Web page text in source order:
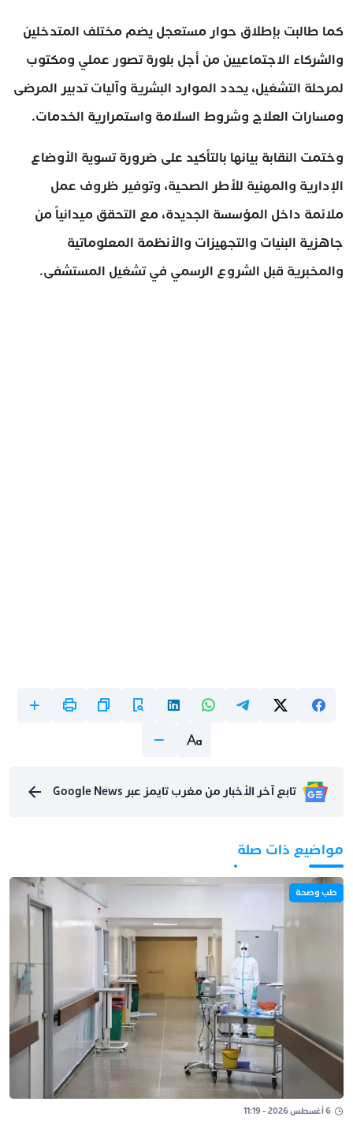
كما طالبت بإطلاق حوار مستعجل يضم مختلف المتدخلين
والشركاء الاجتماعيين من أجل بلورة تصور عملي ومكتوب
لمرحلة التشغيل، يحدد الموارد البشرية وآليات تدبير المرضى
ومسارات العلاج وشروط السلامة واستمرارية الخدمات.
وختمت النقابة بيانها بالتأكيد على ضرورة تسوية الأوضاع
الإدارية والمهنية للأطر الصحية، وتوفير ظروف عمل
ملائمة داخل المؤسسة الجديدة، مع التحقق ميدانياً من
جاهزية البنيات والتجهيزات والأنظمة المعلوماتية
والمخبرية قبل الشروع الرسمي في تشغيل المستشفى.
تابع آخر الأخبار من مغرب تايمز عبر Google News
مواضيع ذات صلة
طب وصحة
6 أغسطس 2026 - 11:19